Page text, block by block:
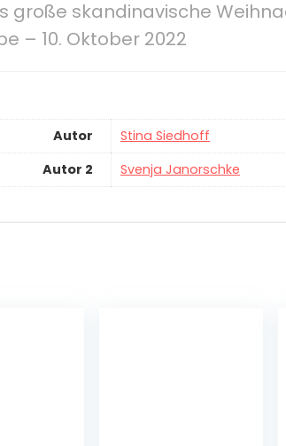
große skandinavische
– 10. Oktober 2022
Autor
Stina Siedhoff
Autor 2
Svenja Janorschke